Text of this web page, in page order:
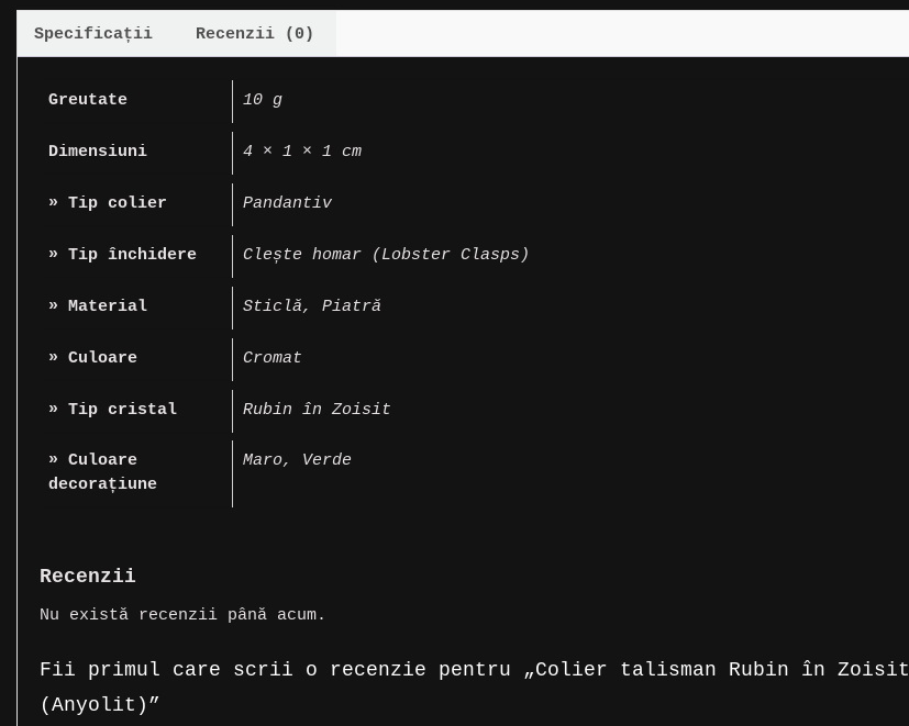
Specificații Recenzii (0)
Greutate 10 g
Dimensiuni 4 × 1 × 1 cm
» Tip colier Pandantiv
» Tip închidere Clește homar (Lobster Clasps)
» Material Sticlă, Piatră
» Culoare Cromat
» Tip cristal Rubin în Zoisit
» Culoare
decorațiune
Maro, Verde
Recenzii
Nu există recenzii până acum.
Fii primul care scrii o recenzie pentru „Colier talisman Rubin în Zoisit
(Anyolit)”